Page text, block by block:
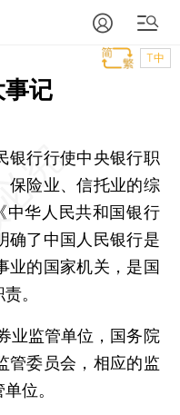
T中
记
行行使中央银行职
保险业、信托业的综
中华人民共和国银行
确了中国人民银行是
业的国家机关，是国
。
监管单位，国务院
管委员会，相应的监
位。